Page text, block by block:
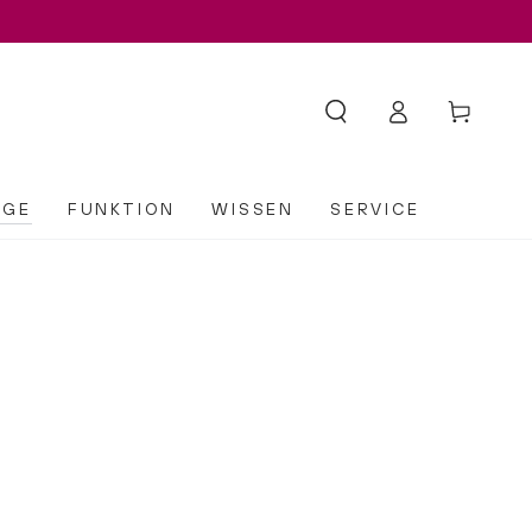
FUNKTION WISSEN SERVICE
EinloggenWarenkorb